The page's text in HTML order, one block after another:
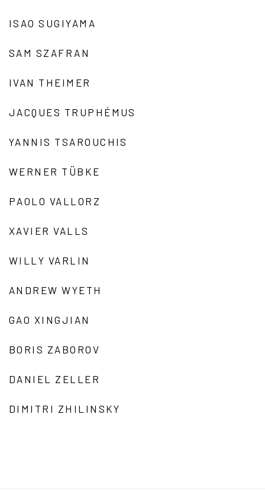
ISAO SUGIYAMA
SAM SZAFRAN
IVAN THEIMER
JACQUES TRUPHÉMUS
YANNIS TSAROUCHIS
WERNER TÜBKE
PAOLO VALLORZ
XAVIER VALLS
WILLY VARLIN
ANDREW WYETH
GAO XINGJIAN
BORIS ZABOROV
DANIEL ZELLER
DIMITRI ZHILINSKY